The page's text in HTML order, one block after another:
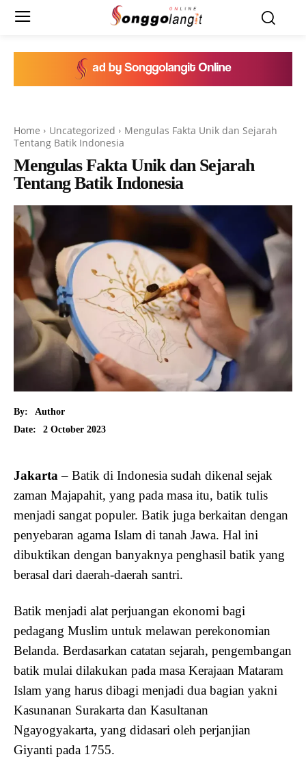
Home Uncategorized
Mengulas Fakta Unik dan Sejarah
Tentang Batik Indonesia
Mengulas Fakta Unik dan Sejarah
Tentang Batik Indonesia
By:
Author
Date:
2 October 2023
Jakarta – Batik di Indonesia sudah dikenal sejak
zaman Majapahit, yang pada masa itu, batik tulis
menjadi sangat populer. Batik juga berkaitan dengan
penyebaran agama Islam di tanah Jawa. Hal ini
dibuktikan dengan banyaknya penghasil batik yang
berasal dari daerah-daerah santri.
Batik menjadi alat perjuangan ekonomi bagi
pedagang Muslim untuk melawan perekonomian
Belanda. Berdasarkan catatan sejarah, pengembangan
batik mulai dilakukan pada masa Kerajaan Mataram
Islam yang harus dibagi menjadi dua bagian yakni
Kasunanan Surakarta dan Kasultanan
Ngayogyakarta, yang didasari oleh perjanjian
Giyanti pada 1755.